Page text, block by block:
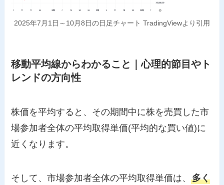
2025年7月1日～10月8日の日足チャート TradingViewより引用
移動平均線からわかること｜心理的節目やト
レンドの方向性
株価を平均すると、その期間中に株を売買した市
場参加者全体の平均取得単価(平均的な買い値)に
近くなります。
そして、市場参加者全体の平均取得単価は、多く